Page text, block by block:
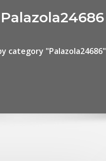
category "Palazola24686"